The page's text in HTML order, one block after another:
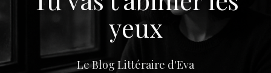
e
yeux
Le Blog Littéraire d'Eva